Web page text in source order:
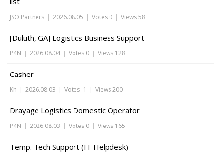
JSO Partners | 2026.08.05 | Votes 0 | Views 58
[Duluth, GA] Logistics Business Support
P4N | 2026.08.04 | Votes 0 | Views 128
Casher
Kh | 2026.08.03 | Votes -1 | Views 200
Drayage Logistics Domestic Operator
P4N | 2026.08.03 | Votes 0 | Views 165
Temp. Tech Support (IT Helpdesk)